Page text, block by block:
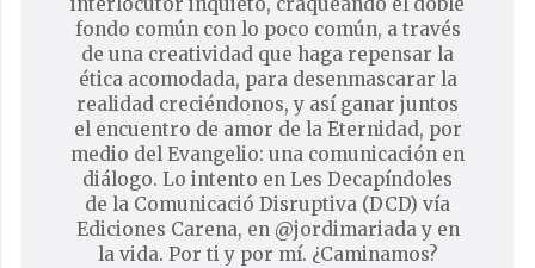
fondo común con lo poco común, a través
de una creatividad que haga repensar la
ética acomodada, para desenmascarar la
realidad creciéndonos, y así ganar juntos
el encuentro de amor de la Eternidad, por
medio del Evangelio: una comunicación en
diálogo. Lo intento en Les Decapíndoles
de la Comunicació Disruptiva (DCD) vía
Ediciones Carena, en @jordimariada y en
la vida. Por ti y por mí. ¿Caminamos?